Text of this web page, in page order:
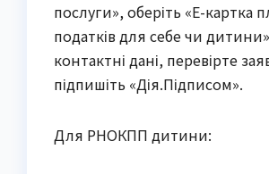
послуги», оберіть «Е-картка
податків для себе чи
контактні дані, перевірте
підпишіть «Дія.Підписом».
Для РНОКПП дитини: